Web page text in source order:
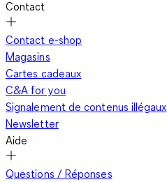
Contact
Contact e-shop
Magasins
Cartes cadeaux
C&A for you
Signalement de contenus illégaux
Newsletter
Aide
Questions / Réponses